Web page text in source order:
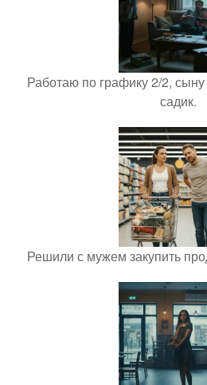
Работаю по графику 2/2, сыну
садик.
Решили с мужем закупить